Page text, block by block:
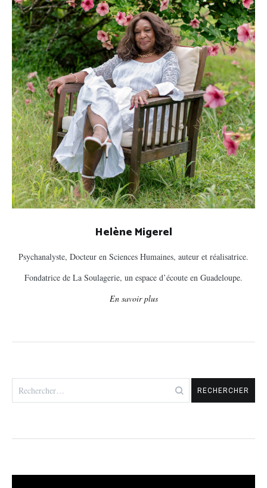
Helène Migerel
Psychanalyste, Docteur en Sciences Humaines, auteur et réalisatrice.
Fondatrice de La Soulagerie, un espace d’écoute en Guadeloupe.
En savoir plus